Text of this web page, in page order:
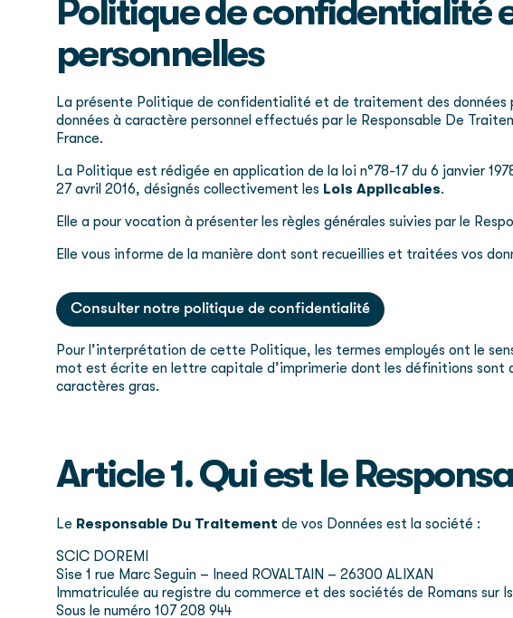
Politique de confidentialité
personnelles
La présente Politique de confidentialité et de traitement des données
données à caractère personnel effectués par le Responsable De
France.
La Politique est rédigée en application de la loi n°78-17 du 6 janvier
27 avril 2016, désignés collectivement les Lois Applicables.
Elle a pour vocation à présenter les règles générales suivies par le
Elle vous informe de la manière dont sont recueillies et traitées vos
Consulter notre politique de confidentialité
Pour l’interprétation de cette Politique, les termes employés ont le
mot est écrite en lettre capitale d’imprimerie dont les définitions sont
caractères gras.
Article 1. Qui est le
Le Responsable Du Traitement de vos Données est la société :
SCIC DOREMI
Sise 1 rue Marc Seguin – Ineed ROVALTAIN – 26300 ALIXAN
Immatriculée au registre du commerce et des sociétés de Romans sur
Sous le numéro 107 208 944